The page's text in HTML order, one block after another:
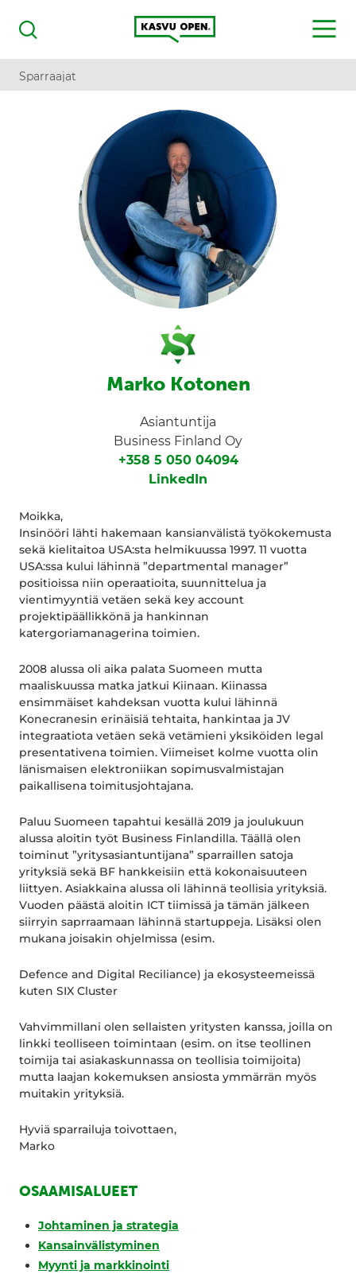
Haku
Kasvu Open
MENU
Sparraajat
Marko Kotonen
Asiantuntija
Business Finland Oy
+358 5 050 04094
LinkedIn
Moikka,
Insinööri lähti hakemaan kansianvälistä työkokemusta
sekä kielitaitoa USA:sta helmikuussa 1997. 11 vuotta
USA:ssa kului lähinnä ”departmental manager”
positioissa niin operaatioita, suunnittelua ja
vientimyyntiä vetäen sekä key account
projektipäällikkönä ja hankinnan
katergoriamanagerina toimien.
2008 alussa oli aika palata Suomeen mutta
maaliskuussa matka jatkui Kiinaan. Kiinassa
ensimmäiset kahdeksan vuotta kului lähinnä
Konecranesin erinäisiä tehtaita, hankintaa ja JV
integraatiota vetäen sekä vetämieni yksiköiden legal
presentativena toimien. Viimeiset kolme vuotta olin
länismaisen elektroniikan sopimusvalmistajan
paikallisena toimitusjohtajana.
Paluu Suomeen tapahtui kesällä 2019 ja joulukuun
alussa aloitin työt Business Finlandilla. Täällä olen
toiminut ”yritysasiantuntijana” sparraillen satoja
yrityksiä sekä BF hankkeisiin että kokonaisuuteen
liittyen. Asiakkaina alussa oli lähinnä teollisia yrityksiä.
Vuoden päästä aloitin ICT tiimissä ja tämän jälkeen
siirryin saprraamaan lähinnä startuppeja. Lisäksi olen
mukana joisakin ohjelmissa (esim.
Defence and Digital Reciliance) ja ekosysteemeissä
kuten SIX Cluster
Vahvimmillani olen sellaisten yritysten kanssa, joilla on
linkki teolliseen toimintaan (esim. on itse teollinen
toimija tai asiakaskunnassa on teollisia toimijoita)
mutta laajan kokemuksen ansiosta ymmärrän myös
muitakin yrityksiä.
Hyviä sparrailuja toivottaen,
Marko
OSAAMISALUEET
Johtaminen ja strategia
Kansainvälistyminen
Myynti ja markkinointi